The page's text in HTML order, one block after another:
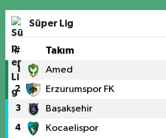
Süper Lig
# Takım
1 Amed
2 Erzurumspor FK
3 Başakşehir
4 Kocaelispor